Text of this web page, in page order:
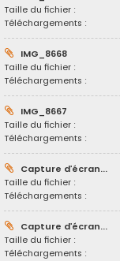
Taille du fichier :
Téléchargements :
IMG_8668
Taille du fichier :
Téléchargements :
IMG_8667
Taille du fichier :
Téléchargements :
Capture d’écran...
Taille du fichier :
Téléchargements :
Capture d’écran...
Taille du fichier :
Téléchargements :